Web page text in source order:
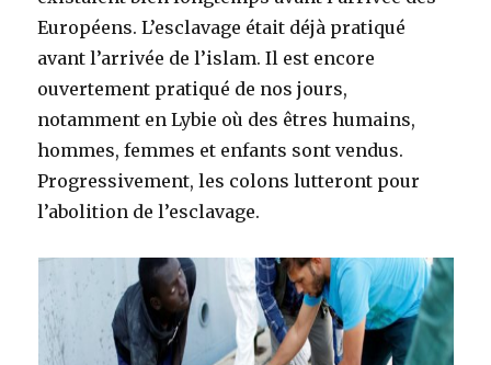
Européens. L’esclavage était déjà pratiqué
avant l’arrivée de l’islam. Il est encore
ouvertement pratiqué de nos jours,
notamment en Lybie où des êtres humains,
hommes, femmes et enfants sont vendus.
Progressivement, les colons lutteront pour
l’abolition de l’esclavage.